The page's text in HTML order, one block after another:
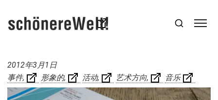
2012年3月1日
事件
形象的 活动 艺术方向 音乐